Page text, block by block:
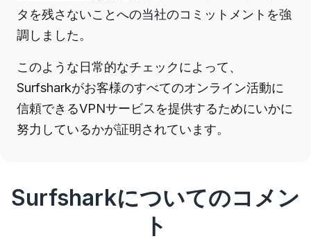
タを残さないことへの当社のコミットメントを強
調しました。
このような日常的なチェックによって、
Surfsharkがお客様のすべてのオンライン活動に
信頼できるVPNサービスを提供するためにいかに
努力しているかが証明されています。
Surfsharkについてのコメン
ト